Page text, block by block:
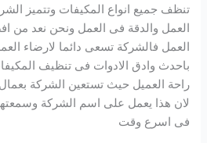
تنظف جميع انواع المكيفات وتتميز
العمل والدقة فى العمل ونحن نعد من
العمل فالشركة تسعى دائما لارضاء
باحدث وادق الادوات فى تنظيف
راحة العميل حيث تستعين الشركة
لان هذا يعمل على اسم الشركة وسمعتها
فى اسرع وقت